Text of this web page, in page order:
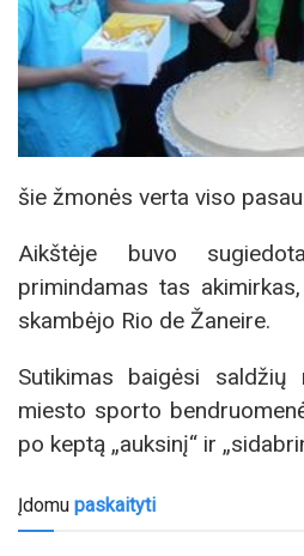
šie žmonės verta viso
Aikštėje buvo
primindamas tas
skambėjo Rio de Žaneire.
Sutikimas baigėsi
miesto sporto
po keptą „auksinį“ ir
Įdomu paskaityti